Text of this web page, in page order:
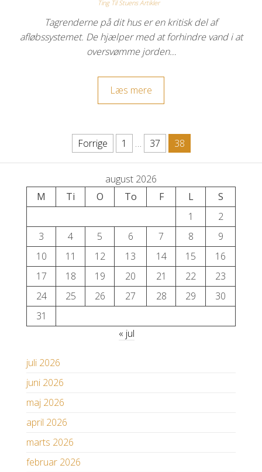
Ting Til Stuens Artikler
Tagrenderne på dit hus er en kritisk del af
afløbssystemet. De hjælper med at forhindre vand i at
oversvømme jorden…
Læs mere
Indlægsinddeling
Forrige 1 … 37 38
august 2026
M
Ti O To F L
S
1
2
3
4 5 6 7 8
9
10
11 12 13 14 15
16
17
18 19 20 21 22
23
24
25 26 27 28 29
30
31
« jul
juli 2026
juni 2026
maj 2026
april 2026
marts 2026
februar 2026